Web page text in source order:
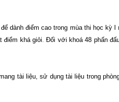
điểm cao trong mùa thi học kỳ I
điểm khá giỏi. Đối với khoá 48 phấn
tài liệu, sử dụng tài liệu trong